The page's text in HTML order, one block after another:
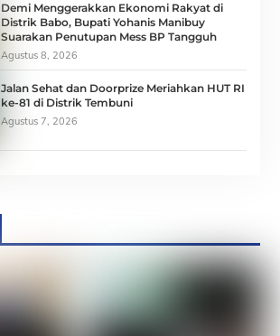
Demi Menggerakkan Ekonomi Rakyat di
Distrik Babo, Bupati Yohanis Manibuy
Suarakan Penutupan Mess BP Tangguh
Agustus 8, 2026
Jalan Sehat dan Doorprize Meriahkan HUT RI
ke-81 di Distrik Tembuni
Agustus 7, 2026